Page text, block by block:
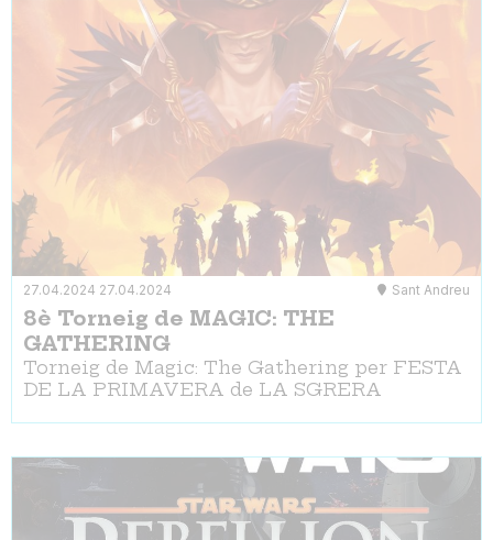
27.04.2024 27.04.2024 Sant Andreu
8è Torneig de MAGIC: THE
GATHERING
Torneig de Magic: The Gathering per FESTA
DE LA PRIMAVERA de LA SGRERA